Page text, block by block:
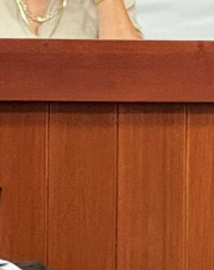
De La
Monte a la Feria de